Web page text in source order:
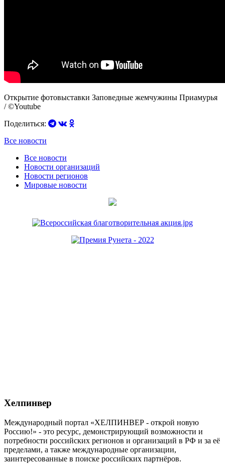
Открытие фотовыставки Заповедные жемчужины Приамурья
/ ©Youtube
Поделиться:
Все новости
Все новости
Новости организаций
Новости регионов
Мировые новости
Хелпинвер
Международный портал «ХЕЛПИНВЕР - открой новую
Россию!» - это ресурс, демонстрирующий возможности и
потребности российских регионов и организаций в РФ и за её
пределами, а также международные организации,
заинтересованные в поиске российских партнёров.